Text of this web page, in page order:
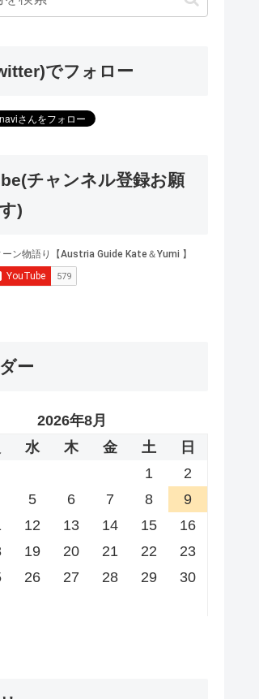
でフォロー
チャンネル登録お願
)
ー
2026年8月
水 木 金 土
日
1
2
5 6 7 8
9
12 13 14 15
16
19 20 21 22
23
26 27 28 29
30